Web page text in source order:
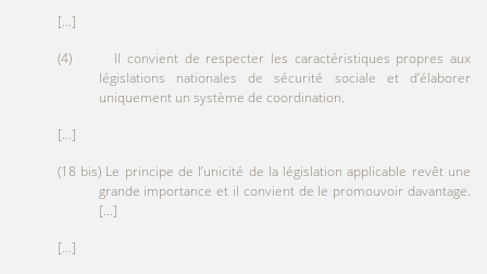
[...]
(4) Il convient de respecter les caractéristiques propres aux
législations nationales de sécurité sociale et d’élaborer
uniquement un système de coordination.
[...]
(18 bis) Le principe de l’unicité de la législation applicable revêt une
grande importance et il convient de le promouvoir davantage.
[...]
[...]